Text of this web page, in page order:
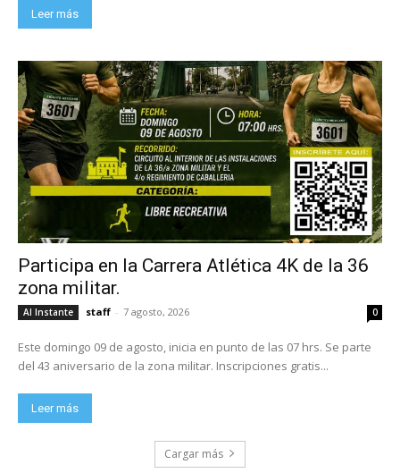
Leer más
Participa en la Carrera Atlética 4K de la 36
zona militar.
Al Instante staff - 7 agosto, 2026 0
Este domingo 09 de agosto, inicia en punto de las 07 hrs. Se parte
del 43 aniversario de la zona militar. Inscripciones gratis...
Leer más
Cargar más